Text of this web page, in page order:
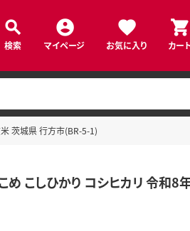
検索 マイページ お気に入り カー
茨城県 行方市(BR-5-1)
こしひかり コシヒカリ 令和8